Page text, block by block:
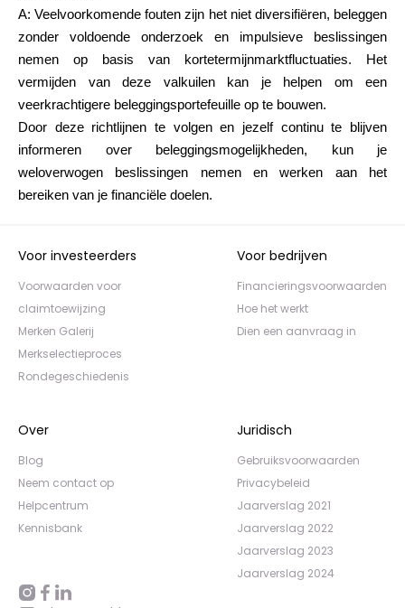
A: Veelvoorkomende fouten zijn het niet diversifiëren, beleggen
zonder voldoende onderzoek en impulsieve beslissingen
nemen op basis van kortetermijnmarktfluctuaties. Het
vermijden van deze valkuilen kan je helpen om een
veerkrachtigere beleggingsportefeuille op te bouwen.
Door deze richtlijnen te volgen en jezelf continu te blijven
informeren over beleggingsmogelijkheden, kun je
weloverwogen beslissingen nemen en werken aan het
bereiken van je financiële doelen.
Voor investeerders
Voorwaarden voor
claimtoewijzing
Merken Galerij
Merkselectieproces
Rondegeschiedenis
Voor bedrijven
Financieringsvoorwaarden
Hoe het werkt
Dien een aanvraag in
Over
Blog
Neem contact op
Helpcentrum
Kennisbank
Juridisch
Gebruiksvoorwaarden
Privacybeleid
Jaarverslag 2021
Jaarverslag 2022
Jaarverslag 2023
Jaarverslag 2024